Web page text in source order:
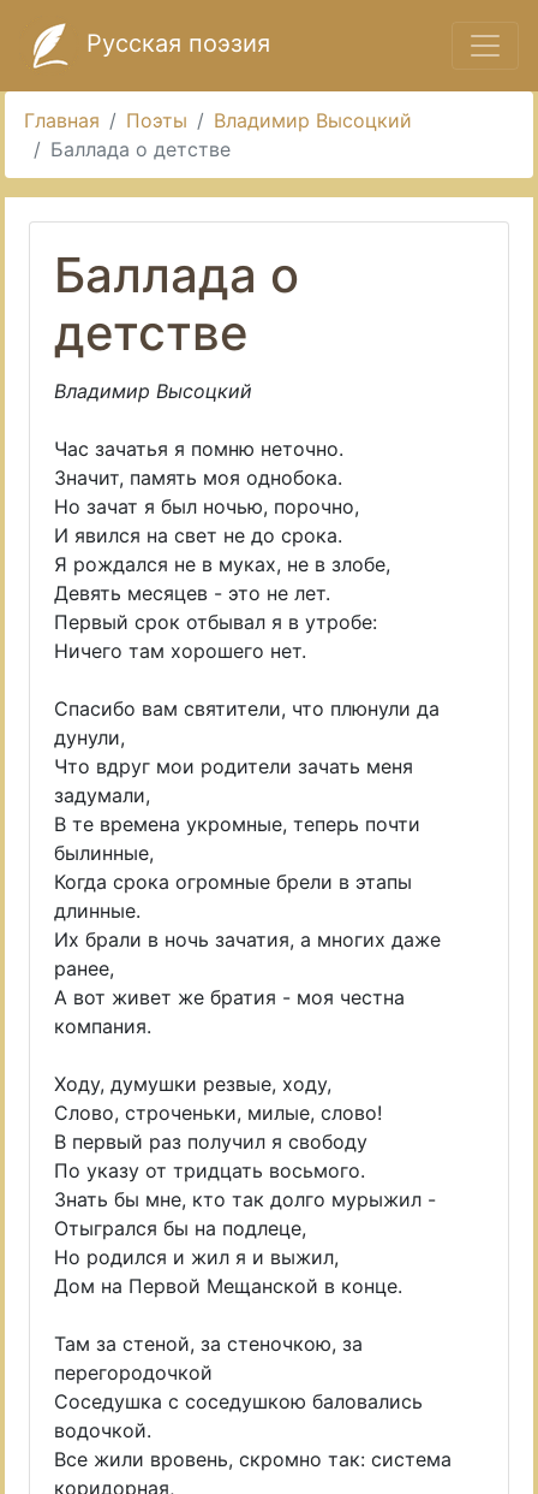
Русская поэзия
Главная Поэты
Владимир Высоцкий
Баллада о детстве
Баллада о
детстве
Владимир Высоцкий
Час зачатья я помню неточно.
Значит, память моя однобока.
Но зачат я был ночью, порочно,
И явился на свет не до срока.
Я рождался не в муках, не в злобе,
Девять месяцев - это не лет.
Первый срок отбывал я в утробе:
Ничего там хорошего нет.
Спасибо вам святители, что плюнули да
дунули,
Что вдруг мои родители зачать меня
задумали,
В те времена укромные, теперь почти
былинные,
Когда срока огромные брели в этапы
длинные.
Их брали в ночь зачатия, а многих даже
ранее,
А вот живет же братия - моя честна
компания.
Ходу, думушки резвые, ходу,
Слово, строченьки, милые, слово!
В первый раз получил я свободу
По указу от тридцать восьмого.
Знать бы мне, кто так долго мурыжил -
Отыгрался бы на подлеце,
Но родился и жил я и выжил,
Дом на Первой Мещанской в конце.
Там за стеной, за стеночкою, за
перегородочкой
Соседушка с соседушкою баловались
водочкой.
Все жили вровень, скромно так: система
коридорная,